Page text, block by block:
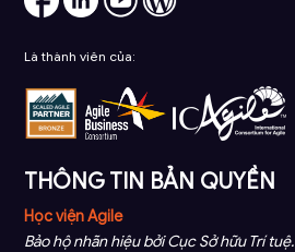
Là thành viên của:
THÔNG TIN BẢN QUYỀN
Học viện Agile
Bảo hộ nhãn hiệu bởi Cục Sở hữu Trí tuệ.